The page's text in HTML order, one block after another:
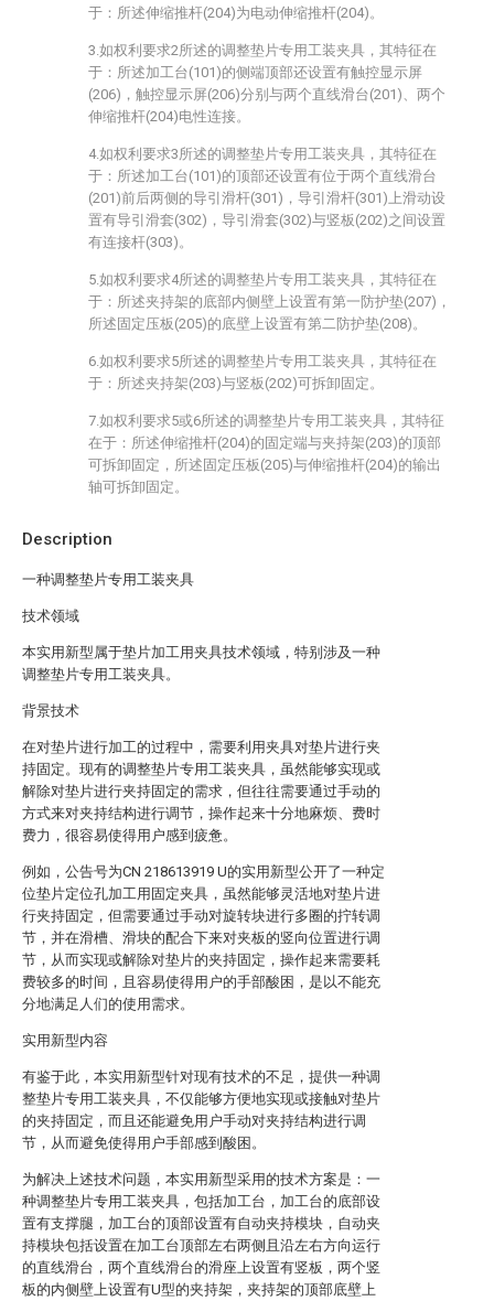
Description
一种调整垫片专用工装夹具
技术领域
本实用新型属于垫片加工用夹具技术领域，特别涉及一种
调整垫片专用工装夹具。
背景技术
在对垫片进行加工的过程中，需要利用夹具对垫片进行夹
持固定。现有的调整垫片专用工装夹具，虽然能够实现或
解除对垫片进行夹持固定的需求，但往往需要通过手动的
方式来对夹持结构进行调节，操作起来十分地麻烦、费时
费力，很容易使得用户感到疲惫。
例如，公告号为CN 218613919 U的实用新型公开了一种定
位垫片定位孔加工用固定夹具，虽然能够灵活地对垫片进
行夹持固定，但需要通过手动对旋转块进行多圈的拧转调
节，并在滑槽、滑块的配合下来对夹板的竖向位置进行调
节，从而实现或解除对垫片的夹持固定，操作起来需要耗
费较多的时间，且容易使得用户的手部酸困，是以不能充
分地满足人们的使用需求。
实用新型内容
有鉴于此，本实用新型针对现有技术的不足，提供一种调
整垫片专用工装夹具，不仅能够方便地实现或接触对垫片
的夹持固定，而且还能避免用户手动对夹持结构进行调
节，从而避免使得用户手部感到酸困。
为解决上述技术问题，本实用新型采用的技术方案是：一
种调整垫片专用工装夹具，包括加工台，加工台的底部设
置有支撑腿，加工台的顶部设置有自动夹持模块，自动夹
持模块包括设置在加工台顶部左右两侧且沿左右方向运行
的直线滑台，两个直线滑台的滑座上设置有竖板，两个竖
板的内侧壁上设置有U型的夹持架，夹持架的顶部底壁上
于：所述伸缩推杆(204)为电动伸缩推杆(204)。
3.如权利要求2所述的调整垫片专用工装夹具，其特征在
于：所述加工台(101)的侧端顶部还设置有触控显示屏
(206)，触控显示屏(206)分别与两个直线滑台(201)、两个
伸缩推杆(204)电性连接。
4.如权利要求3所述的调整垫片专用工装夹具，其特征在
于：所述加工台(101)的顶部还设置有位于两个直线滑台
(201)前后两侧的导引滑杆(301)，导引滑杆(301)上滑动设
置有导引滑套(302)，导引滑套(302)与竖板(202)之间设置
有连接杆(303)。
5.如权利要求4所述的调整垫片专用工装夹具，其特征在
于：所述夹持架的底部内侧壁上设置有第一防护垫(207)，
所述固定压板(205)的底壁上设置有第二防护垫(208)。
6.如权利要求5所述的调整垫片专用工装夹具，其特征在
于：所述夹持架(203)与竖板(202)可拆卸固定。
7.如权利要求5或6所述的调整垫片专用工装夹具，其特征
在于：所述伸缩推杆(204)的固定端与夹持架(203)的顶部
可拆卸固定，所述固定压板(205)与伸缩推杆(204)的输出
轴可拆卸固定。